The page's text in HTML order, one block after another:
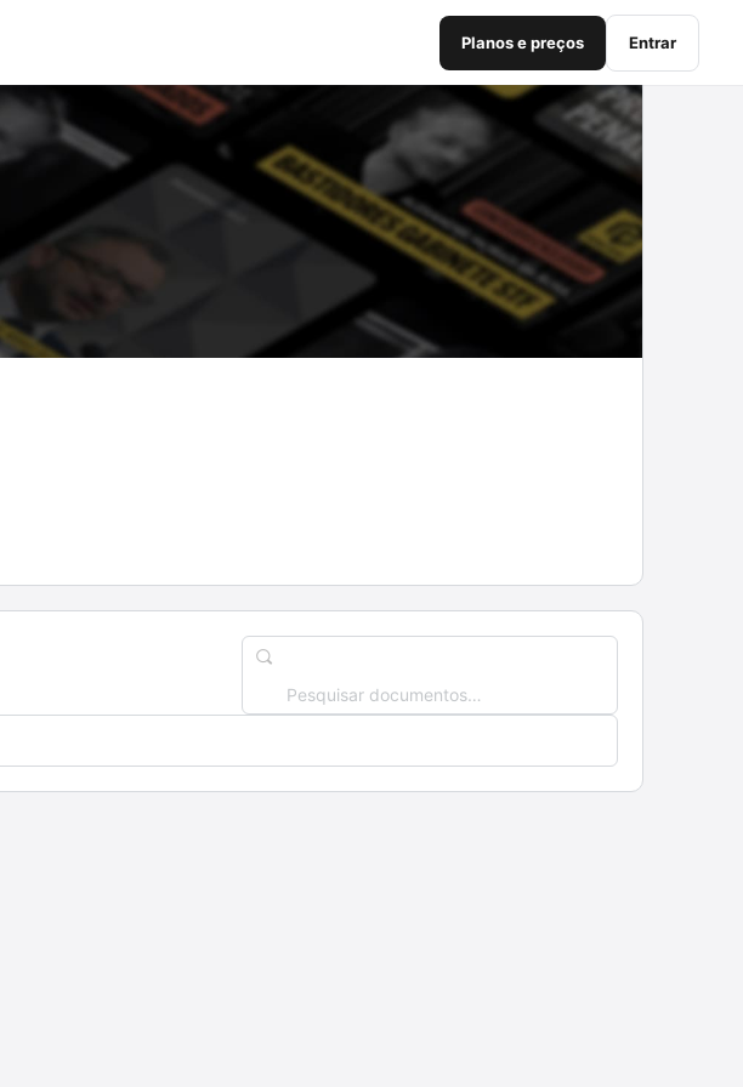
Planos e preços Entrar
Pesquisar
documentos…